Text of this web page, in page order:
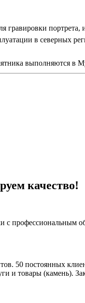
гравировки
в северных
выполняются
качество!
с профессиональным
50 постоянных
и товары (камень).